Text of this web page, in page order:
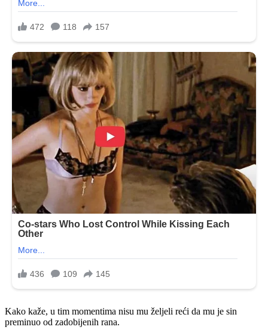
Kako kaže, u tim momentima nisu mu željeli reći da mu je sin
preminuo od zadobijenih rana.